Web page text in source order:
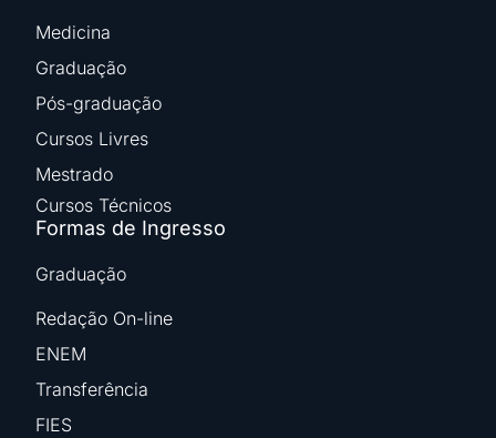
Medicina
Graduação
Pós-graduação
Cursos Livres
Mestrado
Cursos Técnicos
Formas de Ingresso
Graduação
Redação On-line
ENEM
Transferência
FIES